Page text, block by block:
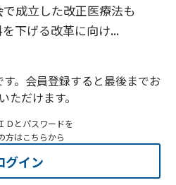
成立した改正医療法も
下げる改革に向け...
。会員登録すると最後までお
ただけます。
Ｄとパスワードを
方はこちらから
グイン